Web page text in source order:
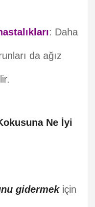
: Daha
da ağız
Ne İyi
gidermekiçin